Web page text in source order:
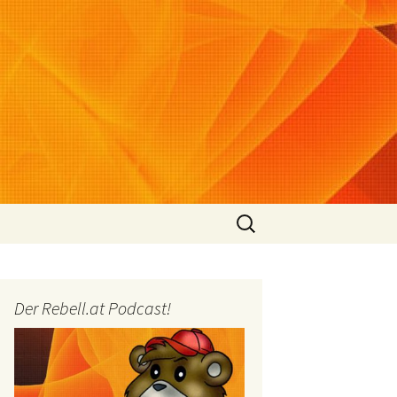
Suchen
nach:
Der Rebell.at Podcast!